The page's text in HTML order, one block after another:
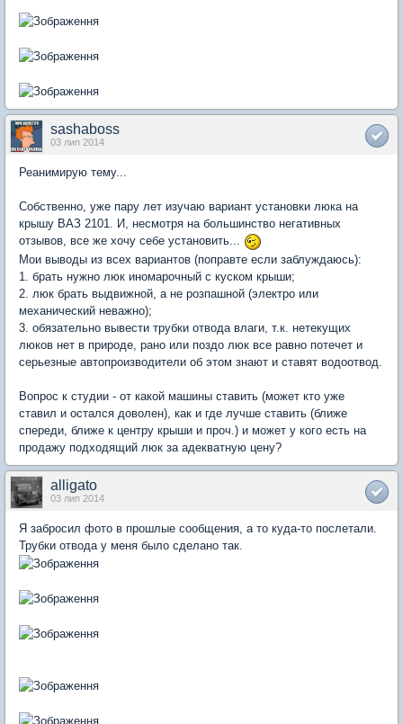
sashaboss
03 лип 2014
Реанимирую тему...
Собственно, уже пару лет изучаю вариант установки люка на
крышу ВАЗ 2101. И, несмотря на большинство негативных
отзывов, все же хочу себе установить...
Мои выводы из всех вариантов (поправте если заблуждаюсь):
1. брать нужно люк иномарочный с куском крыши;
2. люк брать выдвижной, а не розпашной (электро или
механический неважно);
3. обязательно вывести трубки отвода влаги, т.к. нетекущих
люков нет в природе, рано или поздо люк все равно потечет и
серьезные автопроизводители об этом знают и ставят водоотвод.
Вопрос к студии - от какой машины ставить (может кто уже
ставил и остался доволен), как и где лучше ставить (ближе
спереди, ближе к центру крыши и проч.) и может у кого есть на
продажу подходящий люк за адекватную цену?
alligato
03 лип 2014
Я забросил фото в прошлые сообщения, а то куда-то послетали.
Трубки отвода у меня было сделано так.